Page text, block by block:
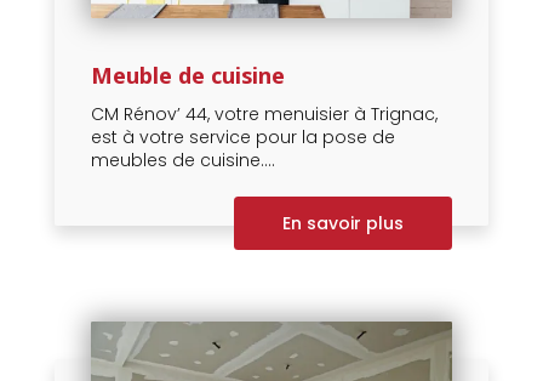
Meuble de cuisine
CM Rénov’ 44, votre menuisier à Trignac,
est à votre service pour la pose de
meubles de cuisine....
En savoir plus